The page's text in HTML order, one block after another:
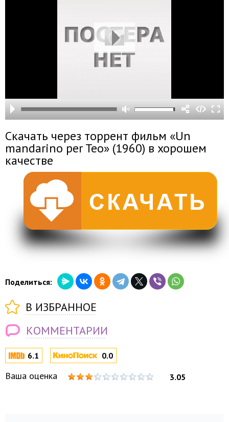
6.1 0.0
Ваша оценка 3.05
Скачать через торрент фильм «Un
mandarino per Teo» (1960) в хорошем
качестве
Поделиться:
В ИЗБРАННОЕ
КОММЕНТАРИИ